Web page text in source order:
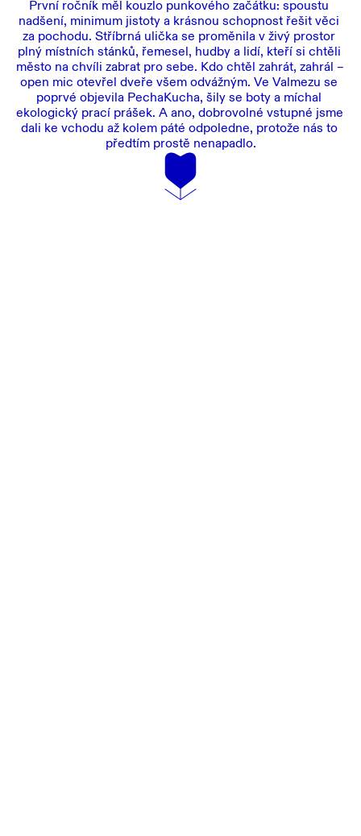
První ročník měl kouzlo punkového začátku: spoustu
nadšení, minimum jistoty a krásnou schopnost řešit věci
za pochodu. Stříbrná ulička se proměnila v živý prostor
plný místních stánků, řemesel, hudby a lidí, kteří si chtěli
město na chvíli zabrat pro sebe. Kdo chtěl zahrát, zahrál –
open mic otevřel dveře všem odvážným. Ve Valmezu se
poprvé objevila PechaKucha, šily se boty a míchal
ekologický prací prášek. A ano, dobrovolné vstupné jsme
dali ke vchodu až kolem páté odpoledne, protože nás to
předtím prostě nenapadlo.